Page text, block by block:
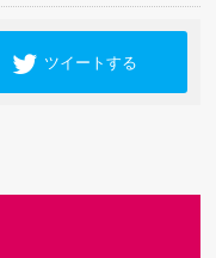
ツイートする